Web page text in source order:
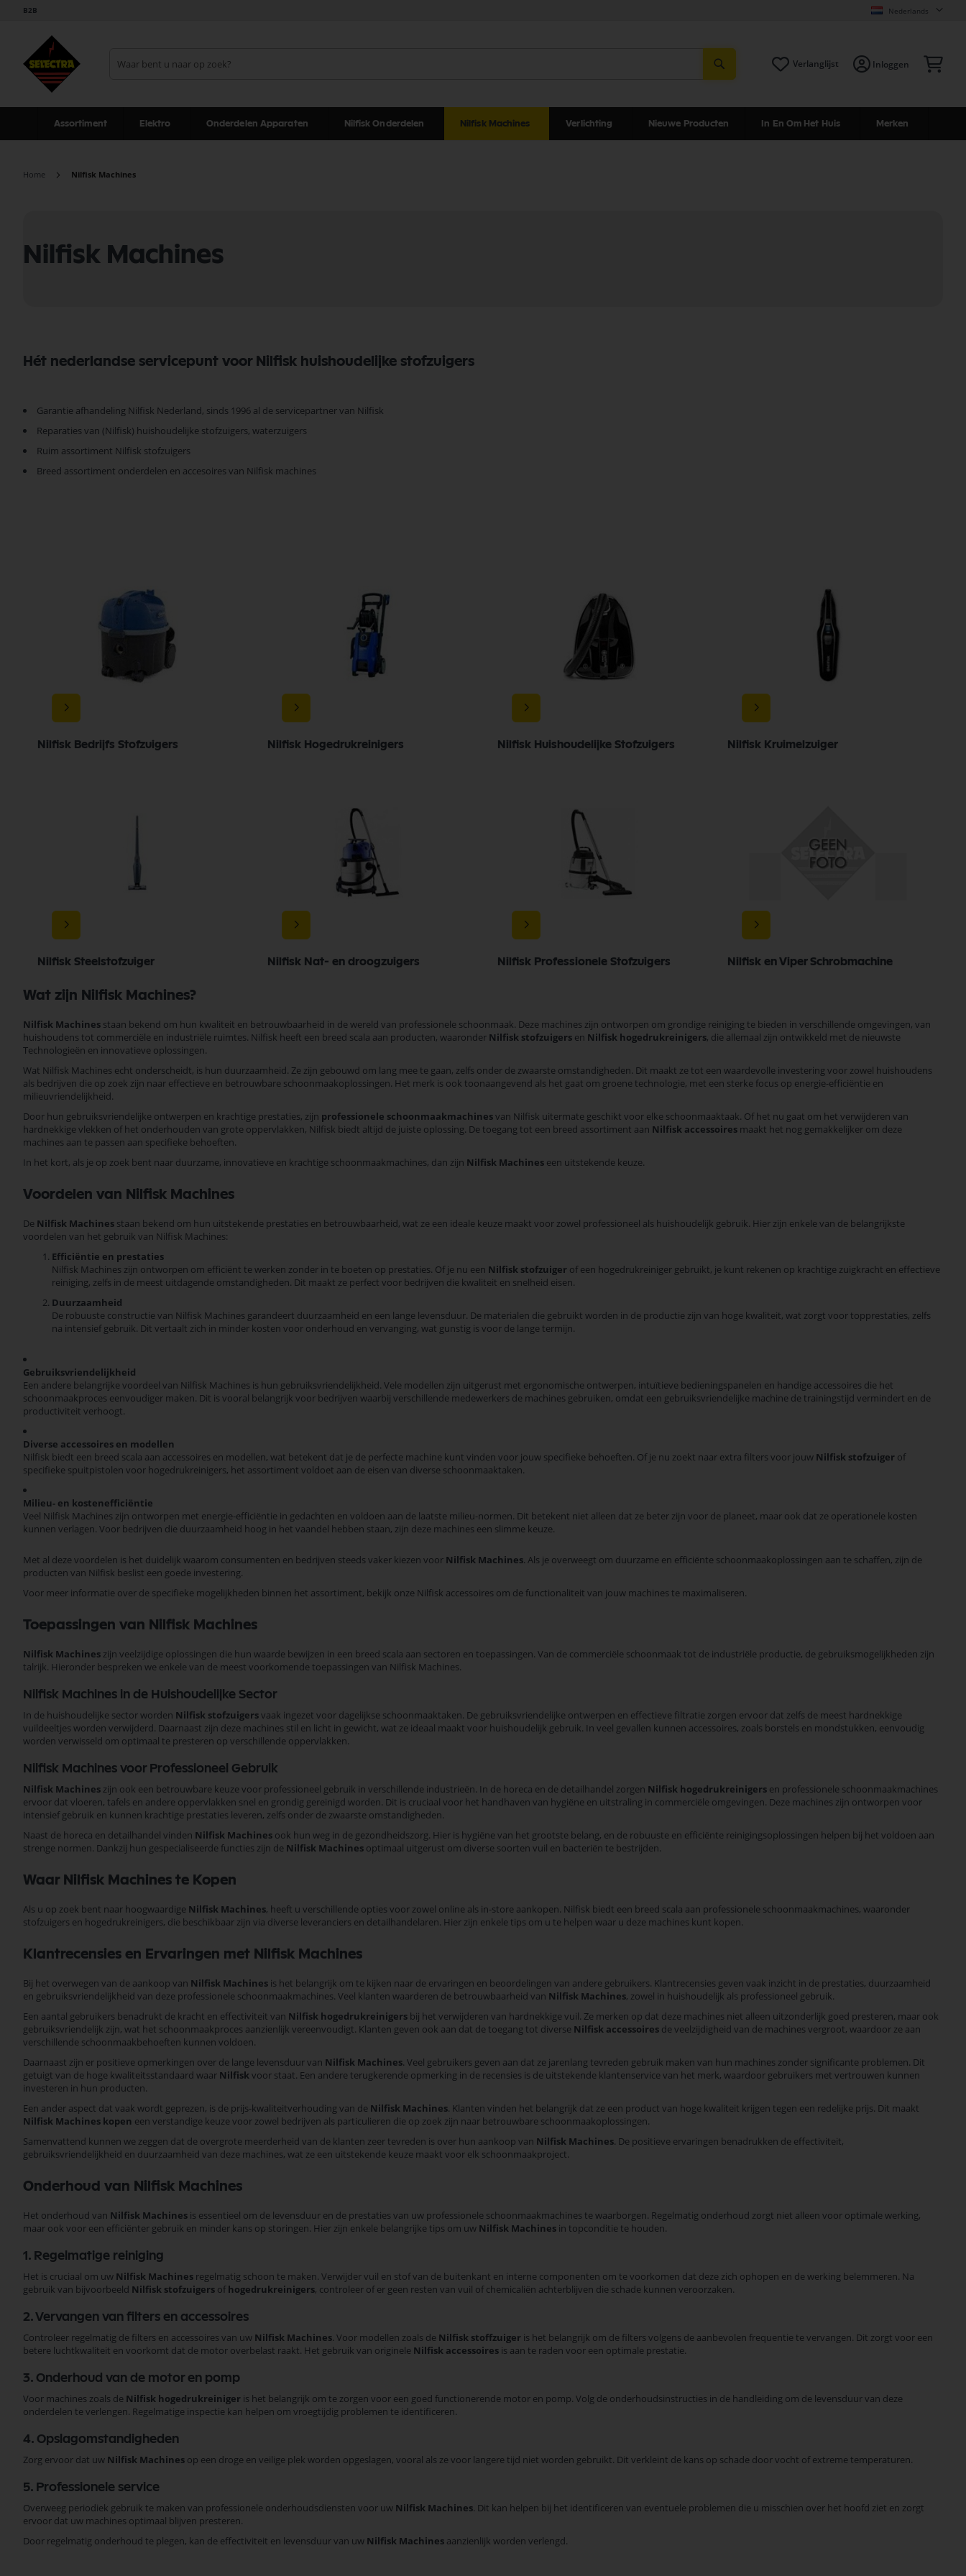
B2B Nederlands
Verlanglijst Inloggen
Assortiment Elektro Onderdelen Apparaten Nilfisk Onderdelen Nilfisk Machines Verlichting Nieuwe Producten In En Om Het Huis Merken
Home Nilfisk Machines
Nilfisk Machines
Hét nederlandse servicepunt voor Nilfisk huishoudelijke stofzuigers
Garantie afhandeling Nilfisk Nederland, sinds 1996 al de servicepartner van Nilfisk
Reparaties van (Nilfisk) huishoudelijke stofzuigers, waterzuigers
Ruim assortiment Nilfisk stofzuigers
Breed assortiment onderdelen en accesoires van Nilfisk machines
Nilfisk Bedrijfs Stofzuigers Nilfisk Hogedrukreinigers Nilfisk Huishoudelijke Stofzuigers Nilfisk Kruimelzuiger
Nilfisk Steelstofzuiger Nilfisk Nat- en droogzuigers Nilfisk Professionele Stofzuigers Nilfisk en Viper Schrobmachine
Wat zijn Nilfisk Machines?
Nilfisk Machines staan bekend om hun kwaliteit en betrouwbaarheid in de wereld van professionele schoonmaak. Deze machines zijn ontworpen om grondige reiniging te bieden in verschillende omgevingen, van
huishoudens tot commerciële en industriële ruimtes. Nilfisk heeft een breed scala aan producten, waaronder Nilfisk stofzuigers en Nilfisk hogedrukreinigers, die allemaal zijn ontwikkeld met de nieuwste
Technologieën en innovatieve oplossingen.
Wat Nilfisk Machines echt onderscheidt, is hun duurzaamheid. Ze zijn gebouwd om lang mee te gaan, zelfs onder de zwaarste omstandigheden. Dit maakt ze tot een waardevolle investering voor zowel huishoudens
als bedrijven die op zoek zijn naar effectieve en betrouwbare schoonmaakoplossingen. Het merk is ook toonaangevend als het gaat om groene technologie, met een sterke focus op energie-efficiëntie en
milieuvriendelijkheid.
Door hun gebruiksvriendelijke ontwerpen en krachtige prestaties, zijn professionele schoonmaakmachinesvan Nilfisk uitermate geschikt voor elke schoonmaaktaak. Of het nu gaat om het verwijderen van
hardnekkige vlekken of het onderhouden van grote oppervlakken, Nilfisk biedt altijd de juiste oplossing. De toegang tot een breed assortiment aan Nilfisk accessoires maakt het nog gemakkelijker om deze
machines aan te passen aan specifieke behoeften.
In het kort, als je op zoek bent naar duurzame, innovatieve en krachtige schoonmaakmachines, dan zijn Nilfisk Machines een uitstekende keuze.
Voordelen van Nilfisk Machines
De Nilfisk Machines staan bekend om hun uitstekende prestaties en betrouwbaarheid, wat ze een ideale keuze maakt voor zowel professioneel als huishoudelijk gebruik. Hier zijn enkele van de belangrijkste
voordelen van het gebruik van Nilfisk Machines:
Efficiëntie en prestaties
Nilfisk Machines zijn ontworpen om efficiënt te werken zonder in te boeten op prestaties. Of je nu een Nilfisk stofzuiger of een hogedrukreiniger gebruikt, je kunt rekenen op krachtige zuigkracht en effectieve
reiniging, zelfs in de meest uitdagende omstandigheden. Dit maakt ze perfect voor bedrijven die kwaliteit en snelheid eisen.
Duurzaamheid
De robuuste constructie van Nilfisk Machines garandeert duurzaamheid en een lange levensduur. De materialen die gebruikt worden in de productie zijn van hoge kwaliteit, wat zorgt voor topprestaties, zelfs
na intensief gebruik. Dit vertaalt zich in minder kosten voor onderhoud en vervanging, wat gunstig is voor de lange termijn.
Gebruiksvriendelijkheid
Een andere belangrijke voordeel van Nilfisk Machines is hun gebruiksvriendelijkheid. Vele modellen zijn uitgerust met ergonomische ontwerpen, intuïtieve bedieningspanelen en handige accessoires die het
schoonmaakproces eenvoudiger maken. Dit is vooral belangrijk voor bedrijven waarbij verschillende medewerkers de machines gebruiken, omdat een gebruiksvriendelijke machine de trainingstijd vermindert en de
productiviteit verhoogt.
Diverse accessoires en modellen
Nilfisk biedt een breed scala aan accessoires en modellen, wat betekent dat je de perfecte machine kunt vinden voor jouw specifieke behoeften. Of je nu zoekt naar extra filters voor jouw Nilfisk stofzuiger of
specifieke spuitpistolen voor hogedrukreinigers, het assortiment voldoet aan de eisen van diverse schoonmaaktaken.
Milieu- en kostenefficiëntie
Veel Nilfisk Machines zijn ontworpen met energie-efficiëntie in gedachten en voldoen aan de laatste milieu-normen. Dit betekent niet alleen dat ze beter zijn voor de planeet, maar ook dat ze operationele kosten
kunnen verlagen. Voor bedrijven die duurzaamheid hoog in het vaandel hebben staan, zijn deze machines een slimme keuze.
Met al deze voordelen is het duidelijk waarom consumenten en bedrijven steeds vaker kiezen voor Nilfisk Machines. Als je overweegt om duurzame en efficiënte schoonmaakoplossingen aan te schaffen, zijn de
producten van Nilfisk beslist een goede investering.
Voor meer informatie over de specifieke mogelijkheden binnen het assortiment, bekijk onze Nilfisk accessoires om de functionaliteit van jouw machines te maximaliseren.
Toepassingen van Nilfisk Machines
Nilfisk Machines zijn veelzijdige oplossingen die hun waarde bewijzen in een breed scala aan sectoren en toepassingen. Van de commerciële schoonmaak tot de industriële productie, de gebruiksmogelijkheden zijn
talrijk. Hieronder bespreken we enkele van de meest voorkomende toepassingen van Nilfisk Machines.
Nilfisk Machines in de Huishoudelijke Sector
In de huishoudelijke sector worden Nilfisk stofzuigersvaak ingezet voor dagelijkse schoonmaaktaken. De gebruiksvriendelijke ontwerpen en effectieve filtratie zorgen ervoor dat zelfs de meest hardnekkige
vuildeeltjes worden verwijderd. Daarnaast zijn deze machines stil en licht in gewicht, wat ze ideaal maakt voor huishoudelijk gebruik. In veel gevallen kunnen accessoires, zoals borstels en mondstukken, eenvoudig
worden verwisseld om optimaal te presteren op verschillende oppervlakken.
Nilfisk Machines voor Professioneel Gebruik
Nilfisk Machines zijn ook een betrouwbare keuze voor professioneel gebruik in verschillende industrieën. In de horeca en de detailhandel zorgen Nilfisk hogedrukreinigers en professionele schoonmaakmachines
ervoor dat vloeren, tafels en andere oppervlakken snel en grondig gereinigd worden. Dit is cruciaal voor het handhaven van hygiëne en uitstraling in commerciële omgevingen. Deze machines zijn ontworpen voor
intensief gebruik en kunnen krachtige prestaties leveren, zelfs onder de zwaarste omstandigheden.
Naast de horeca en detailhandel vinden Nilfisk Machines ook hun weg in de gezondheidszorg. Hier is hygiëne van het grootste belang, en de robuuste en efficiënte reinigingsoplossingen helpen bij het voldoen aan
strenge normen. Dankzij hun gespecialiseerde functies zijn de Nilfisk Machines optimaal uitgerust om diverse soorten vuil en bacteriën te bestrijden.
Waar Nilfisk Machines te Kopen
Als u op zoek bent naar hoogwaardige Nilfisk Machines, heeft u verschillende opties voor zowel online als in-store aankopen. Nilfisk biedt een breed scala aan professionele schoonmaakmachines, waaronder
stofzuigers en hogedrukreinigers, die beschikbaar zijn via diverse leveranciers en detailhandelaren. Hier zijn enkele tips om u te helpen waar u deze machines kunt kopen.
Klantrecensies en Ervaringen met Nilfisk Machines
Bij het overwegen van de aankoop van Nilfisk Machines is het belangrijk om te kijken naar de ervaringen en beoordelingen van andere gebruikers. Klantrecensies geven vaak inzicht in de prestaties, duurzaamheid
en gebruiksvriendelijkheid van deze professionele schoonmaakmachines. Veel klanten waarderen de betrouwbaarheid van Nilfisk Machines, zowel in huishoudelijk als professioneel gebruik.
Een aantal gebruikers benadrukt de kracht en effectiviteit van Nilfisk hogedrukreinigers bij het verwijderen van hardnekkige vuil. Ze merken op dat deze machines niet alleen uitzonderlijk goed presteren, maar ook
gebruiksvriendelijk zijn, wat het schoonmaakproces aanzienlijk vereenvoudigt. Klanten geven ook aan dat de toegang tot diverse Nilfisk accessoires de veelzijdigheid van de machines vergroot, waardoor ze aan
verschillende schoonmaakbehoeften kunnen voldoen.
Daarnaast zijn er positieve opmerkingen over de lange levensduur van Nilfisk Machines. Veel gebruikers geven aan dat ze jarenlang tevreden gebruik maken van hun machines zonder significante problemen. Dit
getuigt van de hoge kwaliteitsstandaard waar Nilfiskvoor staat. Een andere terugkerende opmerking in de recensies is de uitstekende klantenservice van het merk, waardoor gebruikers met vertrouwen kunnen
investeren in hun producten.
Een ander aspect dat vaak wordt geprezen, is de prijs-kwaliteitverhouding van de Nilfisk Machines. Klanten vinden het belangrijk dat ze een product van hoge kwaliteit krijgen tegen een redelijke prijs. Dit maakt
Nilfisk Machines kopen een verstandige keuze voor zowel bedrijven als particulieren die op zoek zijn naar betrouwbare schoonmaakoplossingen.
Samenvattend kunnen we zeggen dat de overgrote meerderheid van de klanten zeer tevreden is over hun aankoop van Nilfisk Machines. De positieve ervaringen benadrukken de effectiviteit,
gebruiksvriendelijkheid en duurzaamheid van deze machines, wat ze een uitstekende keuze maakt voor elk schoonmaakproject.
Onderhoud van Nilfisk Machines
Het onderhoud van Nilfisk Machines is essentieel om de levensduur en de prestaties van uw professionele schoonmaakmachines te waarborgen. Regelmatig onderhoud zorgt niet alleen voor optimale werking,
maar ook voor een efficiënter gebruik en minder kans op storingen. Hier zijn enkele belangrijke tips om uw Nilfisk Machines in topconditie te houden.
1. Regelmatige reiniging
Het is cruciaal om uw Nilfisk Machines regelmatig schoon te maken. Verwijder vuil en stof van de buitenkant en interne componenten om te voorkomen dat deze zich ophopen en de werking belemmeren. Na
gebruik van bijvoorbeeld Nilfisk stofzuigers ofhogedrukreinigers, controleer of er geen resten van vuil of chemicaliën achterblijven die schade kunnen veroorzaken.
2. Vervangen van filters en accessoires
Controleer regelmatig de filters en accessoires van uw Nilfisk Machines. Voor modellen zoals de Nilfisk stoffzuiger is het belangrijk om de filters volgens de aanbevolen frequentie te vervangen. Dit zorgt voor een
betere luchtkwaliteit en voorkomt dat de motor overbelast raakt. Het gebruik van originele Nilfisk accessoires is aan te raden voor een optimale prestatie.
3. Onderhoud van de motor en pomp
Voor machines zoals de Nilfisk hogedrukreiniger is het belangrijk om te zorgen voor een goed functionerende motor en pomp. Volg de onderhoudsinstructies in de handleiding om de levensduur van deze
onderdelen te verlengen. Regelmatige inspectie kan helpen om vroegtijdig problemen te identificeren.
4. Opslagomstandigheden
Zorg ervoor dat uw Nilfisk Machines op een droge en veilige plek worden opgeslagen, vooral als ze voor langere tijd niet worden gebruikt. Dit verkleint de kans op schade door vocht of extreme temperaturen.
5. Professionele service
Overweeg periodiek gebruik te maken van professionele onderhoudsdiensten voor uw Nilfisk Machines. Dit kan helpen bij het identificeren van eventuele problemen die u misschien over het hoofd ziet en zorgt
ervoor dat uw machines optimaal blijven presteren.
Door regelmatig onderhoud te plegen, kan de effectiviteit en levensduur van uw Nilfisk Machines aanzienlijk worden verlengd.